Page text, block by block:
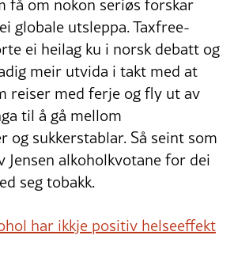
få om nokon seriøs forskar
globale utsleppa. Taxfree-
ei heilag ku i norsk debatt og
meir utvida i takt med at
reiser med ferje og fly ut av
til å gå mellom
og sukkerstablar. Så seint som
Jensen alkoholkvotane for dei
seg tobakk.
har ikkje positiv helseeffekt